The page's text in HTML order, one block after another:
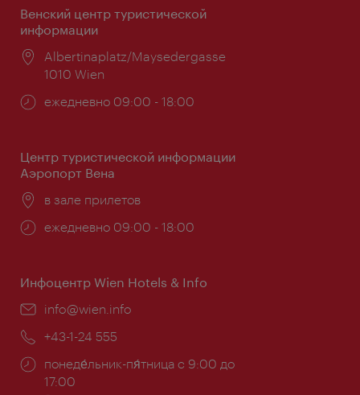
Венский центр туристической
информации
Расположение:
Albertinaplatz/Maysedergasse
1010 Wien
Часы
ежедневно 09:00 - 18:00
Центр туристической информации
Аэропорт Вена
Расположение:
в зале прилетов
Часы
ежедневно 09:00 - 18:00
Инфоцентр Wien Hotels & Info
Эл.
info@wien.info
Телефон:
+43-1-24 555
Часы
работы:
понеде́льник-пя́тница с 9:00 до
17:00